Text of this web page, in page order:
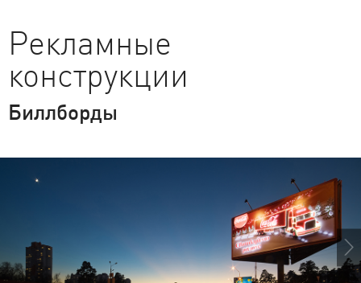
Рекламные
конструкции
Биллборды